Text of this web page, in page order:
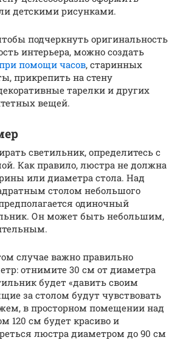
детскими рисунками.
подчеркнуть оригинальность
интерьера, можно создать
помощи часов, старинных
прикрепить на стену
тарелки и других
вещей.
светильник, определитесь с
Как правило, люстра не должна
или диаметра стола. Над
столом небольшого
одиночный
Он может быть небольшим,
случае важно правильно
отнимите 30 см от диаметра
будет «давить своим
за столом будут чувствовать
в просторном помещении над
120 см будет красиво и
люстра диаметром до 90 см